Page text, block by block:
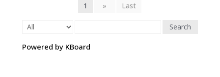
1 » Last
Search
Powered by KBoard